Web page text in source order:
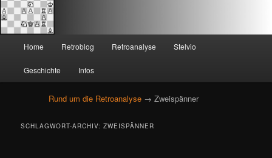
Zum
primären
Inhalt
springen
Zum
sekundären
Inhalt
springen
Home Retroblog Retroanalyse Stelvio
Geschichte Infos
Rund um die Retroanalyse → Zweispänner
SCHLAGWORT-ARCHIV:ZWEISPÄNNER